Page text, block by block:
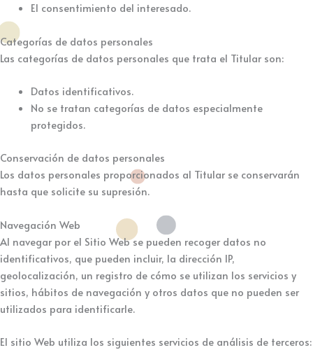
El consentimiento del interesado.
Categorías de datos personales
Las categorías de datos personales que trata el Titular son:
Datos identificativos.
No se tratan categorías de datos especialmente
protegidos.
Conservación de datos personales
Los datos personales proporcionados al Titular se conservarán
hasta que solicite su supresión.
Navegación Web
Al navegar por el Sitio Web se pueden recoger datos no
identificativos, que pueden incluir, la dirección IP,
geolocalización, un registro de cómo se utilizan los servicios y
sitios, hábitos de navegación y otros datos que no pueden ser
utilizados para identificarle.
El sitio Web utiliza los siguientes servicios de análisis de terceros: